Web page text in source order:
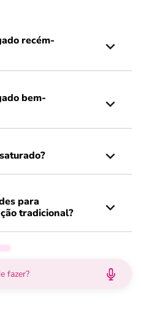
recém-
bem-
para
tradicional?